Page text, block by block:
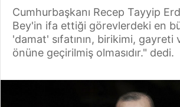
Cumhurbaşkanı Recep Tayyip
Bey'in ifa ettiği görevlerdeki en
'damat' sıfatının, birikimi, gayreti
önüne geçirilmiş olmasıdır." dedi.